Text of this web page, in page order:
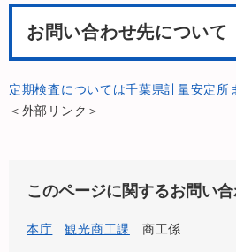
お問い合わせ先について
定期検査については千葉県計量安定所
＜外部リンク＞
このページに関するお問い
本庁 観光商工課 商工係